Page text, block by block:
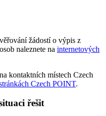
žádostí o výpis z
naleznete na internetových
kontaktních místech Czech
Czech POINT.
řešit